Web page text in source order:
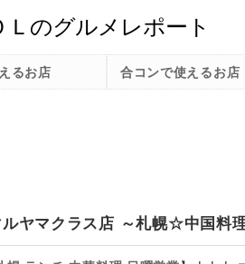
ヤマクラス店 ～札幌☆中国料
るお店 合コンで使えるお店